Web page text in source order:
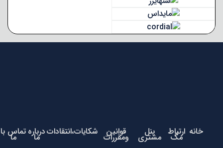
خانه ارتباط
مگ پنل
مشتری قوانین
ومقررات شکایات،انتقاداتدرباره
ما تماس با
ما